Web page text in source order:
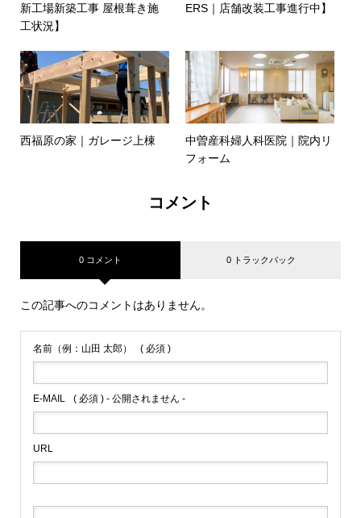
新工場新築工事 屋根葺き施
工状況】
ERS｜店舗改装工事進行中】
西福原の家｜ガレージ上棟
中曽産科婦人科医院｜院内リ
フォーム
コメント
0 コメント 0 トラックバック
この記事へのコメントはありません。
名前（例：山田 太郎） ( 必須 )
E-MAIL ( 必須 ) - 公開されません -
URL